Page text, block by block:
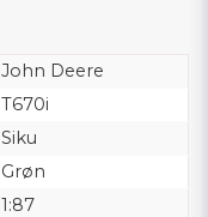
John Deere
T670i
Siku
Grøn
1:87